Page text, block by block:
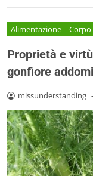
Alimentazione Corpo
Proprietà e
gonfiore
missunderstanding -